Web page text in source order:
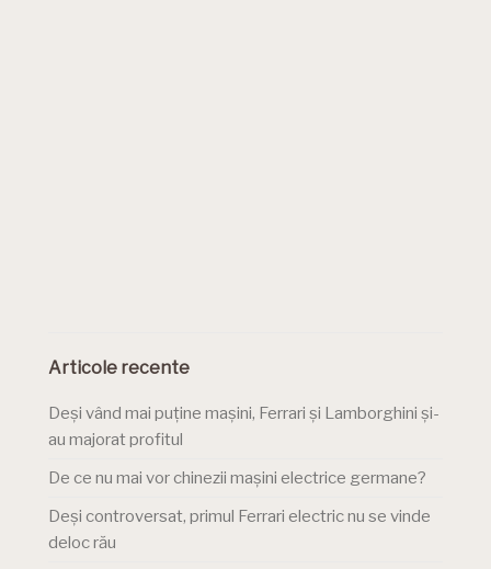
Articole recente
Deși vând mai puține mașini, Ferrari și Lamborghini și-
au majorat profitul
De ce nu mai vor chinezii mașini electrice germane?
Deși controversat, primul Ferrari electric nu se vinde
deloc rău